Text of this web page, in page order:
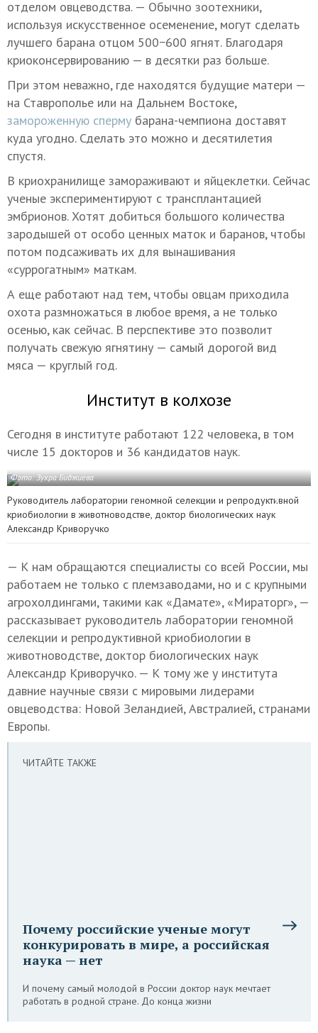
отделом овцеводства. — Обычно зоотехники,
используя искусственное осеменение, могут сделать
лучшего барана отцом 500−600 ягнят. Благодаря
криоконсервированию — в десятки раз больше.
При этом неважно, где находятся будущие матери —
на Ставрополье или на Дальнем Востоке,
замороженную сперму барана-чемпиона доставят
куда угодно. Сделать это можно и десятилетия
спустя.
В криохранилище замораживают и яйцеклетки. Сейчас
ученые экспериментируют с трансплантацией
эмбрионов. Хотят добиться большого количества
зародышей от особо ценных маток и баранов, чтобы
потом подсаживать их для вынашивания
«суррогатным» маткам.
А еще работают над тем, чтобы овцам приходила
охота размножаться в любое время, а не только
осенью, как сейчас. В перспективе это позволит
получать свежую ягнятину — самый дорогой вид
мяса — круглый год.
Институт в колхозе
Сегодня в институте работают 122 человека, в том
числе 15 докторов и 36 кандидатов наук.
Фото: Зухра Биджиева
Руководитель лаборатории геномной селекции и репродуктивной
криобиологии в животноводстве, доктор биологических наук
Александр Криворучко
— К нам обращаются специалисты со всей России, мы
работаем не только с племзаводами, но и с крупными
агрохолдингами, такими как «Дамате», «Мираторг», —
рассказывает руководитель лаборатории геномной
селекции и репродуктивной криобиологии в
животноводстве, доктор биологических наук
Александр Криворучко. — К тому же у института
давние научные связи с мировыми лидерами
овцеводства: Новой Зеландией, Австралией, странами
Европы.
ЧИТАЙТЕ ТАКЖЕ
Почему российские ученые могут
конкурировать в мире, а российская
наука — нет
И почему самый молодой в России доктор наук мечтает
работать в родной стране. До конца жизни